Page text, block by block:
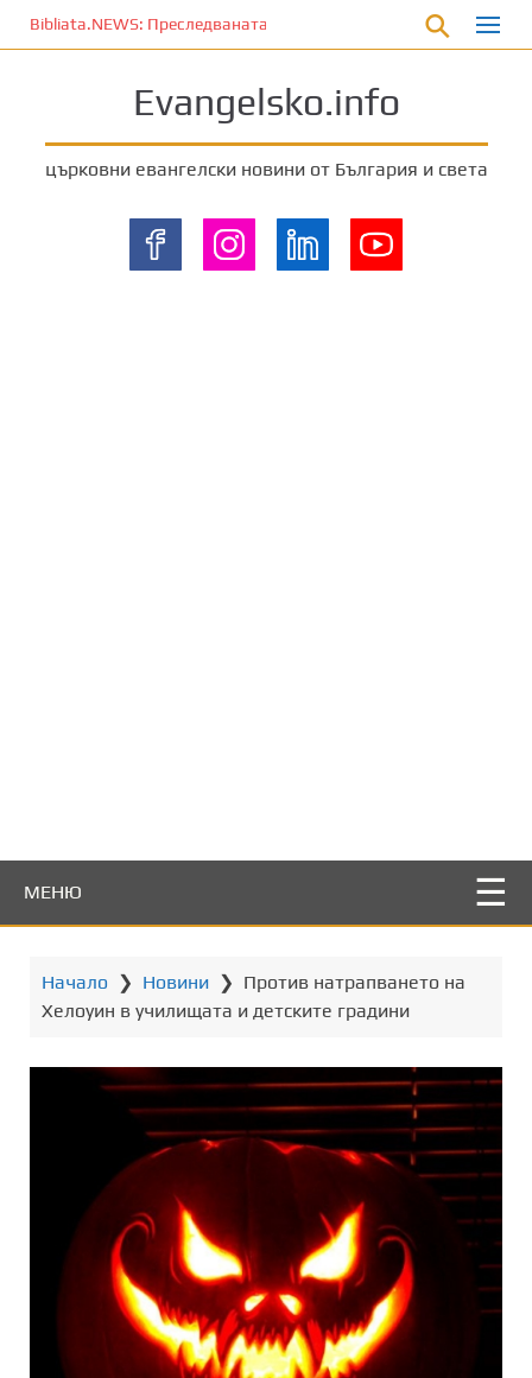
е
Bibliata.NEWS: Преследваната църква [4 декември 2025]
Evangelsko.info
църковни евангелски новини от България и света
МЕНЮ
Начало ❯ Новини ❯ Против натрапването на
Хелоуин в училищата и детските градини